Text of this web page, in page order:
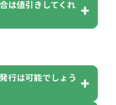
名入れ印刷をされる
に付きましては商
所で色が選べるよう
。
300個注文した場
10個単位でしたら
で、ピンクを100
、イエローを110
不良品（破損、故
ナルの内容が異な
合の代金の計算方法
す。
＞
代）+名入れ費用
は値引きしてくれ
、お見積もりさせ
。
トから個別でお問い
行は可能でしょう